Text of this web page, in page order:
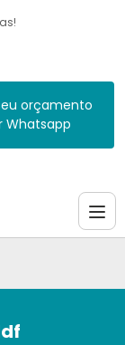
orçamento
Whatsapp